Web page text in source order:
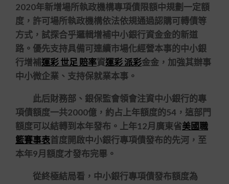
2020年新增場所執政機構專項債限額中規劃一定額
度，許可場所執政機構依法依規通過認購可轉債等
方式，試探合乎邏輯增補中小銀行資金金的新道
路。優先支持具備可連續市場化經營本事的中小銀
行增補運彩 世足 賠率資運彩 派彩金金，加強其辦事
中小微企業、支持保就業本事。
此后財務部、銀保監會領會注資中小銀行的專
項債額度一共2000億，約占上年額度的54，這部門
額度可以結轉到本年發布。上年12月廣東省美國職
籃賽事表首度開啟中小銀行專項債發布的先河，至
本年9月額度才發布完畢。
從終極結局看，中小銀行專項債發布額度為